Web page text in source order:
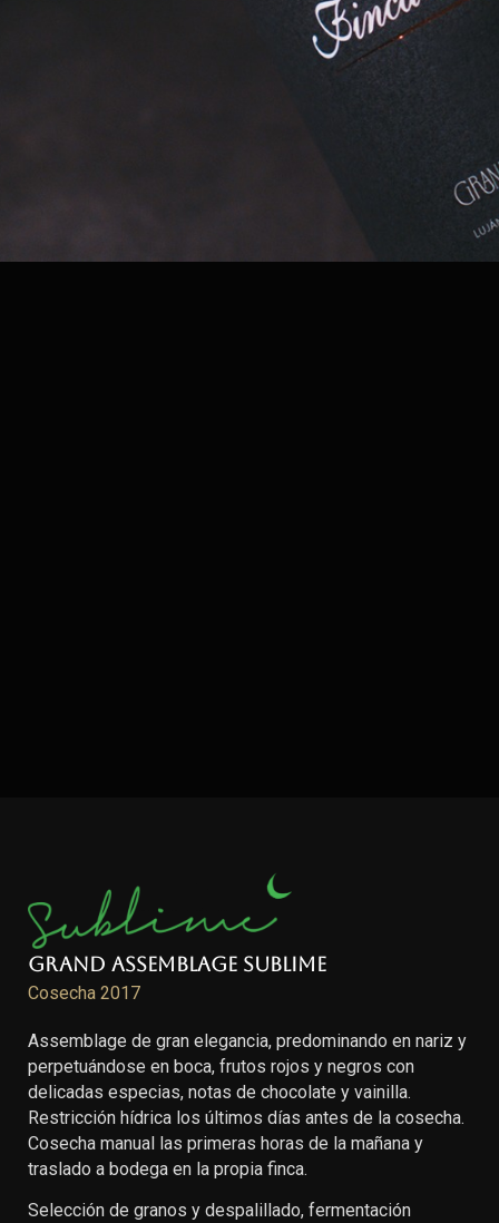
Grand Assemblage Sublime
Cosecha 2017
Assemblage de gran elegancia, predominando en nariz y
perpetuándose en boca, frutos rojos y negros con
delicadas especias, notas de chocolate y vainilla.
Restricción hídrica los últimos días antes de la cosecha.
Cosecha manual las primeras horas de la mañana y
traslado a bodega en la propia finca.
Selección de granos y despalillado, fermentación